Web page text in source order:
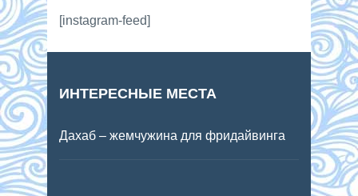
[instagram-feed]
ИНТЕРЕСНЫЕ МЕСТА
Дахаб – жемчужина для фридайвинга